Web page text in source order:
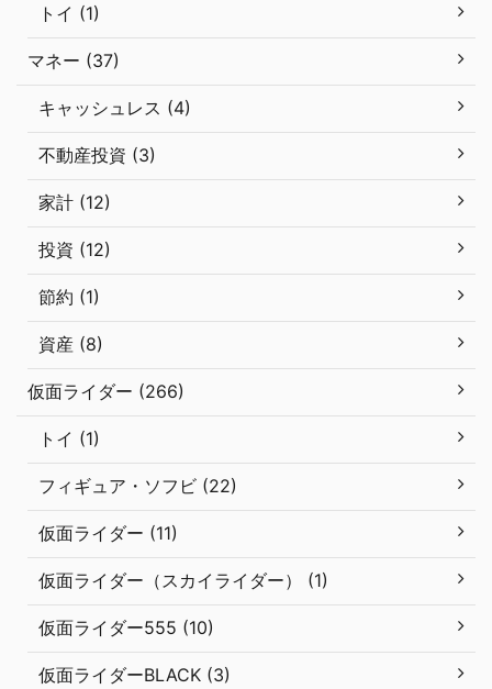
トイ (1)
マネー (37)
キャッシュレス (4)
不動産投資 (3)
家計 (12)
投資 (12)
節約 (1)
資産 (8)
仮面ライダー (266)
トイ (1)
フィギュア・ソフビ (22)
仮面ライダー (11)
仮面ライダー（スカイライダー） (1)
仮面ライダー555 (10)
仮面ライダーBLACK (3)